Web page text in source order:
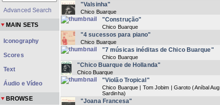
"Valsinha"
Chico Buarque
"Construção"
Chico Buarque
"4 sucessos para piano"
Chico Buarque
"7 músicas inéditas de Chico Buarque"
Chico Buarque
"Chico Buarque de Hollanda"
Chico Buarque
"Violão Tropical"
Chico Buarque | Tom Jobim | Garoto (Aníbal
Sardinha)
"Joana Francesa"
Advanced Search
MAIN SETS
Iconography
Scores
Text
Áudio e Vídeo
BROWSE